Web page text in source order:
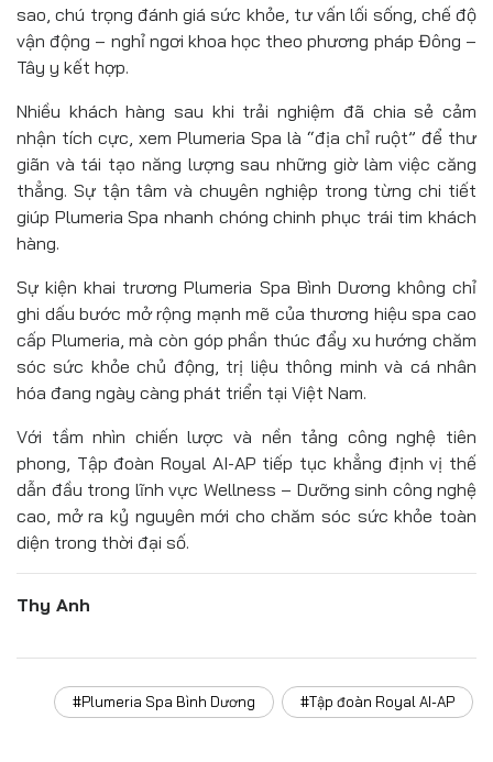
sao, chú trọng đánh giá sức khỏe, tư vấn lối sống, chế độ
vận động – nghỉ ngơi khoa học theo phương pháp Đông –
Tây y kết hợp.
Nhiều khách hàng sau khi trải nghiệm đã chia sẻ cảm
nhận tích cực, xem Plumeria Spa là “địa chỉ ruột” để thư
giãn và tái tạo năng lượng sau những giờ làm việc căng
thẳng. Sự tận tâm và chuyên nghiệp trong từng chi tiết
giúp Plumeria Spa nhanh chóng chinh phục trái tim khách
hàng.
Sự kiện khai trương Plumeria Spa Bình Dương không chỉ
ghi dấu bước mở rộng mạnh mẽ của thương hiệu spa cao
cấp Plumeria, mà còn góp phần thúc đẩy xu hướng chăm
sóc sức khỏe chủ động, trị liệu thông minh và cá nhân
hóa đang ngày càng phát triển tại Việt Nam.
Với tầm nhìn chiến lược và nền tảng công nghệ tiên
phong, Tập đoàn Royal AI-AP tiếp tục khẳng định vị thế
dẫn đầu trong lĩnh vực Wellness – Dưỡng sinh công nghệ
cao, mở ra kỷ nguyên mới cho chăm sóc sức khỏe toàn
diện trong thời đại số.
Thy Anh
#Plumeria Spa Bình Dương #Tập đoàn Royal AI-AP